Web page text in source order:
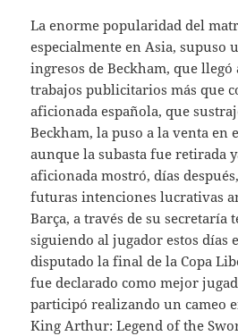
La enorme popularidad del
especialmente en Asia, supuso
ingresos de Beckham, que
trabajos publicitarios más que
aficionada española, que
Beckham, la puso a la venta en
aunque la subasta fue retirada
aficionada mostró, días
futuras intenciones lucrativas
Barça, a través de su secretaría
siguiendo al jugador estos días
disputado la final de la Copa
fue declarado como mejor
participó realizando un cameo
King Arthur: Legend of the